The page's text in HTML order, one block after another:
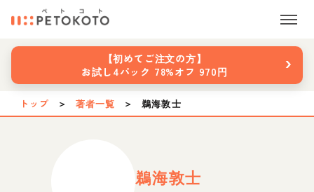
【初めてご注文の方】
お試し4パック 78%オフ 970円
›
トップ ＞ 著者一覧 ＞ 鵜海敦士
鵜海敦士